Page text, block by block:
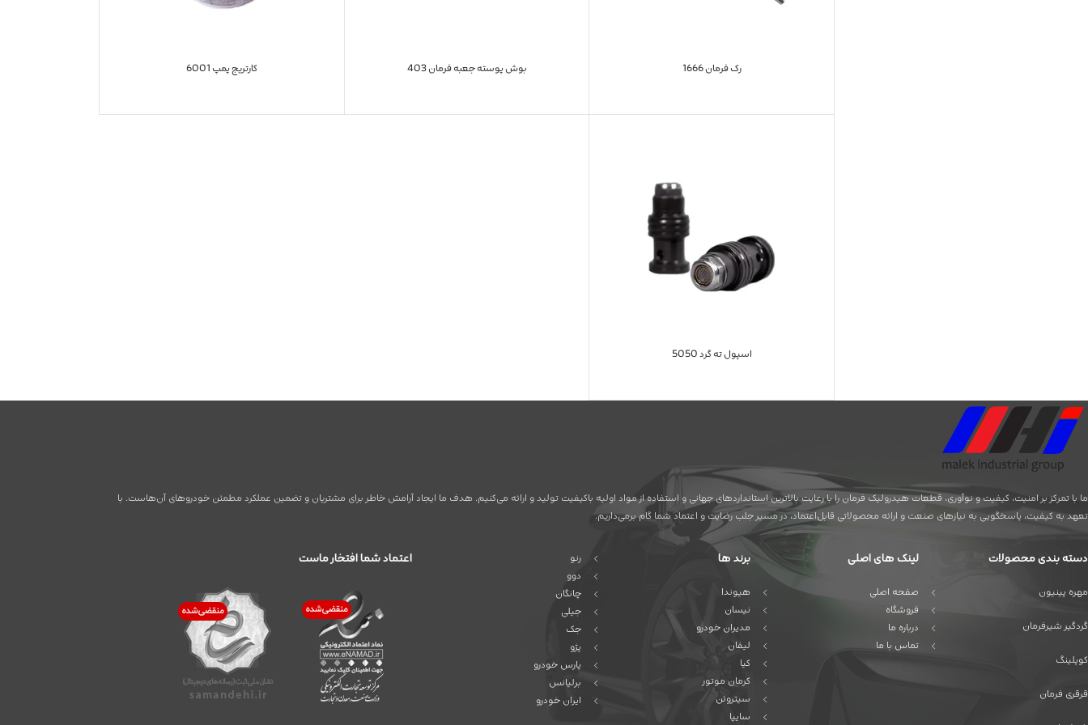
رک فرمان 1666 بوش پوسته جعبه فرمان 403 کارتریج پمپ 6001
اسپول ته گرد 5050
ما با تمرکز بر امنیت، کیفیت و نوآوری، قطعات هیدرولیک فرمان را با رعایت بالاترین استانداردهای جهانی و استفاده از مواد اولیه باکیفیت تولید و ارائه می‌کنیم. هدف ما ایجاد آرامش خاطر برای مشتریان و تضمین عملکرد مطمئن خودروهای آن‌هاست. با
تعهد به کیفیت، پاسخگویی به نیازهای صنعت و ارائه محصولاتی قابل‌اعتماد، در مسیر جلب رضایت و اعتماد شما گام برمی‌داریم.
دسته بندی محصولات
مهره پینیون
گردگیر شیرفرمان
کوپلینگ
قرقری فرمان
لینک های اصلی
صفحه اصلی
فروشگاه
درباره ما
تماس با ما
برند ها
هیوندا
نیسان
مدیران خودرو
لیفان
کیا
کرمان موتور
سیتروئن
سایپا
رنو
دوو
چانگان
جیلی
جک
پژو
پارس خودرو
برلیانس
ایران خودرو
اعتماد شما افتخار ماست